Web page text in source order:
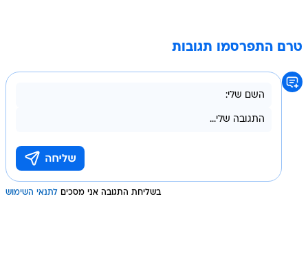
טרם התפרסמו תגובות
בשליחת התגובה אני מסכים לתנאי השימוש